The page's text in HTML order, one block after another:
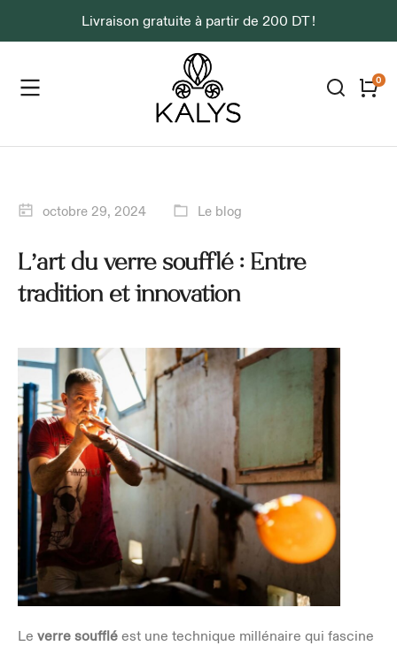
Livraison gratuite à partir de 200 DT !
octobre 29, 2024 Le blog
L’art du verre soufflé : Entre
tradition et innovation
Le verre soufflé est une technique millénaire qui fascine